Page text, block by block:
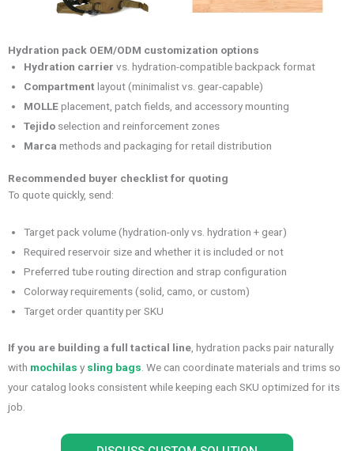
Hydration pack OEM/ODM customization options
Hydration carrier vs. hydration-compatible backpack format
Compartment layout (minimalist vs. gear-capable)
MOLLEplacement, patch fields, and accessory mounting
Tejido selection and reinforcement zones
Marca methods and packaging for retail distribution
Recommended buyer checklist for quoting
To quote quickly, send:
Target pack volume (hydration-only vs. hydration + gear)
Required reservoir size and whether it is included or not
Preferred tube routing direction and strap configuration
Colorway requirements (solid, camo, or custom)
Target order quantity per SKU
If you are building a full tactical line , hydration packs pair naturally
with mochilas y sling bags . We can coordinate materials and trims so
your catalog looks consistent while keeping each SKU optimized for its
job.